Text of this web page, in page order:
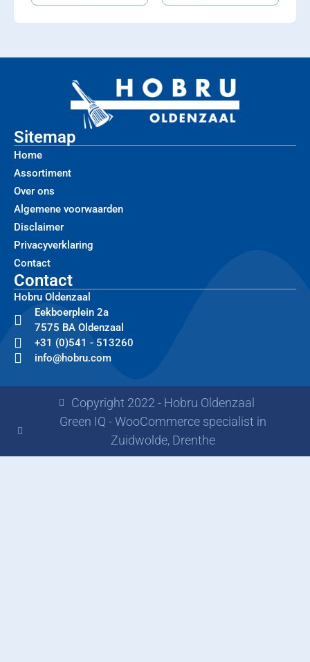
Sitemap
Home
Assortiment
Over ons
Algemene voorwaarden
Disclaimer
Privacyverklaring
Contact
Contact
Hobru Oldenzaal
Eekboerplein 2a
7575 BA Oldenzaal
+31 (0)541 - 513260
info@hobru.com
Copyright 2022 - Hobru Oldenzaal
Green IQ - WooCommerce specialist in
Zuidwolde, Drenthe